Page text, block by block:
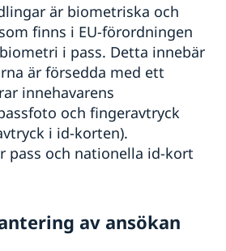
är biometriska och
finns i EU-förordningen
i pass. Detta innebär
är försedda med ett
innehavarens
och fingeravtryck
i id-korten).
pass och nationella id-kort
av ansökan